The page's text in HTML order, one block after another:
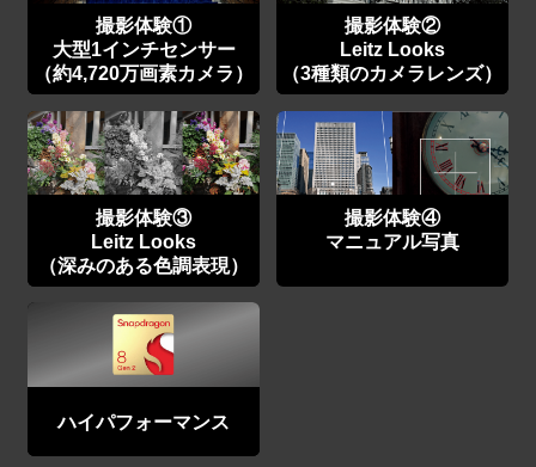
撮影体験①
大型1インチセンサー
（約4,720万画素カメラ）
撮影体験②
Leitz Looks
（3種類のカメラレンズ）
撮影体験③
Leitz Looks
（深みのある色調表現）
撮影体験④
マニュアル写真
ハイパフォーマンス